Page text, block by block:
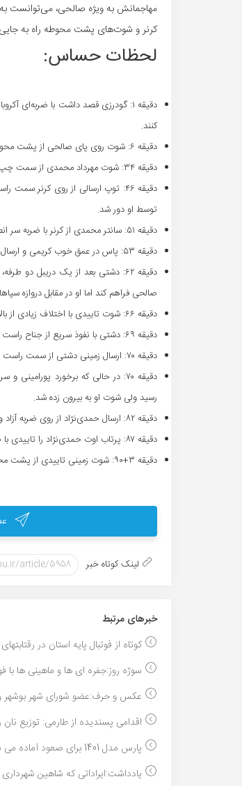
مهاجمانش به ویژه صالحی، می‌توانست
کرنر و شوت‌های پشت محوطه راه به
لحظات حساس:
دقیقه ۱: گودرزی قصد داشت با ضربه‌ای
کنند.
دقیقه ۶: شوت روی پای صالحی از پشت محوطه جریمه را عالمه در دو مرحله جمع کرد.
دقیقه ۳۴: شوت مهرداد محمدی از سمت چپ محوطه جریمه پارس جنوبی به محمدی‌فرد برخورد کرد و راهی کرنر شد.
دقیقه ۴۶: توپ ارسالی از روی کرنر
توسط او دور شد.
دقیقه ۵۱: سانتر محمدی از کرنر با ضربه سر انصاری به بیرون رفت.
دقیقه ۵۳: پاس در عمق خوب کریمی و ارسال کوتاه از جعفری به مقابل دروازه پارس جنوبی را مهاجمان سپاهان نتوانستند استفاده کنند.
دقیقه ۶۲: دشتی بعد از یک دریبل
صالحی فراهم کند اما او در مقابل دروازه
دقیقه ۶۶: شوت تاییدی با اختلاف زیادی از بالای دروازه سپاهان به اوت رفت.
دقیقه ۶۹: دشتی با نفوذ سریع از جناح راست محوطه جریمه سپاهان، فرصت خطرناکی ترتیب داد ولی شوت او عرض زمین را طی کرد.
دقیقه ۷۰: ارسال زمینی دشتی از سمت راست زمین را عالمه به شکل عجیبی با پا از روی خط دفع کرد.
دقیقه ۷۰: در حالی که برخورد
رسید ولی شوت او به بیرون زده شد.
دقیقه ۸۲: ارسال حمدی‌نژاد از روی ضربه آزاد و ضربه سر سلیمی با اختلاف کمی از روی تیرک افقی دروازه سپاهان به اوت رفت.
دقیقه ۸۷: پرتاب اوت حمدی‌نژاد را تاییدی با ضربه سر زد که عالمه توپ را در اختیار گرفت.
دقیقه ۳+۹۰: شوت زمینی تاییدی از پشت محوطه جریمه را عالمه جمع کرد.
لینک کوتاه خبر
خبر‌های مرتبط
کوتاه از فوتبال پایه استان در
سوژه روز:جفره ای ها و ماهینی ها با
عکس و حرف:عضو شورای شهر بوشهر و
اقدامی پسندیده از طارمی: توزیع نان
پارس مدل 1401 برای صعود آماده می شود...
یادداشت:ایراداتی که شاهین